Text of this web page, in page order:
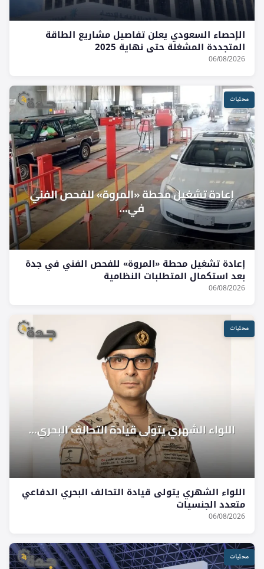
الإحصاء السعودي يعلن تفاصيل مشاريع الطاقة
المتجددة المشغلة حتى نهاية 2025
06/08/2026
محليات
إعادة تشغيل محطة «المروة» للفحص الفني في جدة
بعد استكمال المتطلبات النظامية
06/08/2026
محليات
اللواء الشهري يتولى قيادة التحالف البحري الدفاعي
متعدد الجنسيات
06/08/2026
محليات